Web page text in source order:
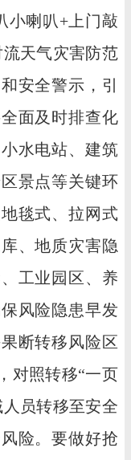
小喇叭+上门敲
天气灾害防范
安全警示，引
面及时排查化
水电站、建筑
景点等关键环
毯式、拉网式
、地质灾害隐
工业园区、养
风险隐患早发
断转移风险区
对照转移“一页
员转移至安全
险。要做好抢